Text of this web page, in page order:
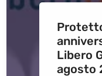
Libero
agosto